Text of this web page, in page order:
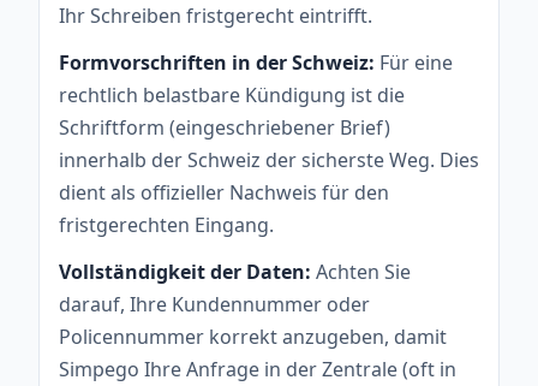
Ihr Schreiben fristgerecht eintrifft.
Formvorschriften in der Schweiz: Für eine
rechtlich belastbare Kündigung ist die
Schriftform (eingeschriebener Brief)
innerhalb der Schweiz der sicherste Weg. Dies
dient als offizieller Nachweis für den
fristgerechten Eingang.
Vollständigkeit der Daten: Achten Sie
darauf, Ihre Kundennummer oder
Policennummer korrekt anzugeben, damit
Simpego Ihre Anfrage in der Zentrale (oft in